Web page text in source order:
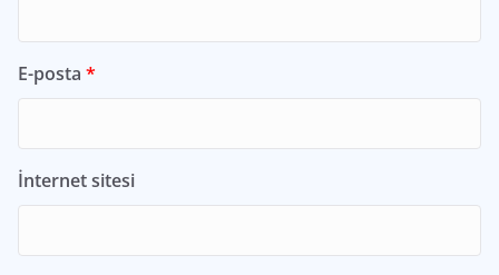
E-posta *
İnternet sitesi